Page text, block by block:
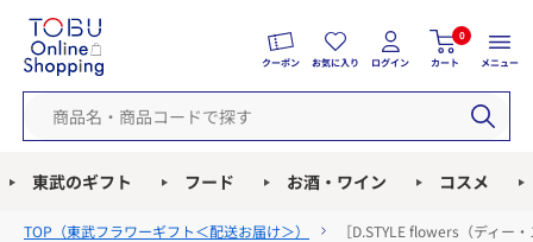
クーポン お気に入り ログイン
0
カート メニュー
東武のギフト フード お酒・ワイン コスメ
TOP（東武フラワーギフト＜配送お届け＞） ［D.STYLE flowers（ディー